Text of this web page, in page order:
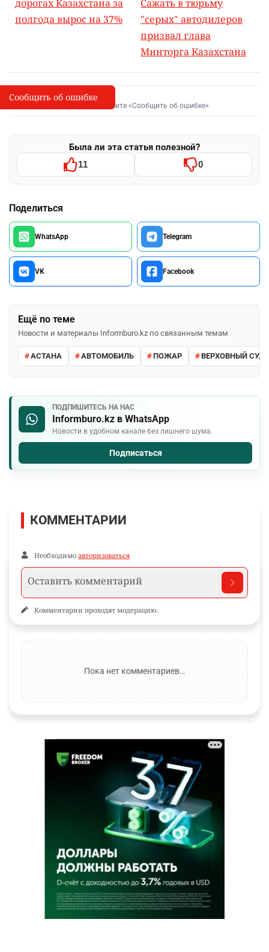
дорогах Казахстана за
полгода вырос на 37%
Сажать в тюрьму
"серых" автодилеров
призвал глава
Минторга Казахстана
I
Сообщить об опечатке
Выделите фрагмент и нажмите «Сообщить об ошибке»
Была ли эта статья полезной?
11 0
Поделиться
WhatsApp Telegram
VK Facebook
Ещё по теме
Новости и материалы Informburo.kz по связанным темам
АСТАНА АВТОМОБИЛЬ ПОЖАР ВЕРХОВНЫЙ СУД
ПОДПИШИТЕСЬ НА НАС
Informburo.kz в WhatsApp
Новости в удобном канале без лишнего шума.
Подписаться
Сообщить об ошибке
КОММЕНТАРИИ
Необходимо авторизоваться
Комментарии проходят модерацию.
Пока нет комментариев…